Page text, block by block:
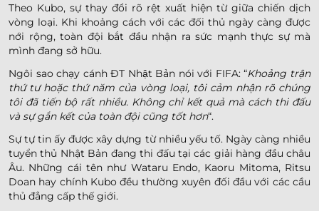
Theo Kubo, sự thay đổi rõ rệt xuất hiện từ giữa chiến dịch
vòng loại. Khi khoảng cách với các đối thủ ngày càng được
nới rộng, toàn đội bắt đầu nhận ra sức mạnh thực sự mà
mình đang sở hữu.
Ngôi sao chạy cánh ĐT Nhật Bản nói với FIFA: “Khoảng trận
thứ tư hoặc thứ năm của vòng loại, tôi cảm nhận rõ chúng
tôi đã tiến bộ rất nhiều. Không chỉ kết quả mà cách thi đấu
và sự gắn kết của toàn đội cũng tốt hơn“.
Sự tự tin ấy được xây dựng từ nhiều yếu tố. Ngày càng nhiều
tuyển thủ Nhật Bản đang thi đấu tại các giải hàng đầu châu
Âu. Những cái tên như Wataru Endo, Kaoru Mitoma, Ritsu
Doan hay chính Kubo đều thường xuyên đối đầu với các cầu
thủ đẳng cấp thế giới.